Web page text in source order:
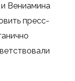
и Вениамина
пресс-